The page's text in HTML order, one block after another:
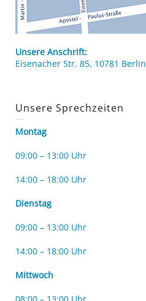
Unsere Anschrift:
Eisenacher Str. 85, 10781 Berlin
Unsere Sprechzeiten
Montag
09:00 – 13:00 Uhr
14:00 – 18:00 Uhr
Dienstag
09:00 – 13:00 Uhr
14:00 – 18:00 Uhr
Mittwoch